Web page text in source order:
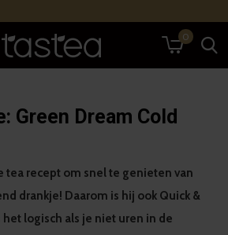
0
Green Dream Cold
tea recept om snel te genieten van
drankje! Daarom is hij ook Quick &
het logisch als je niet uren in de